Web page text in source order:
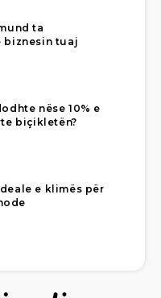
ta
biznesin tuaj
nëse 10% e
biçikletën?
e klimës për